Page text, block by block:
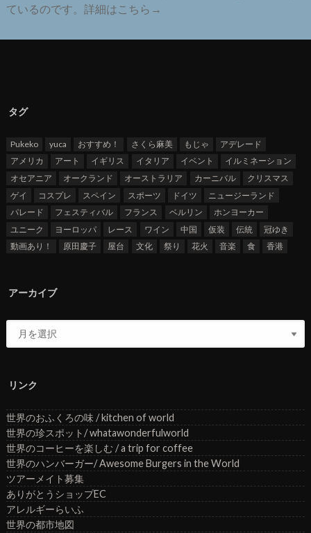
ているのです。詳細はこちら→
タグ
Pukeko yuca おすすめ！ さくら麻美 もじゃ
アデレード
アメリカ
アート イギリス イタリア イベント
イルミネーション
オセアニア
オークランド オーストラリア カーニバル
クリスマス
ゲイ
コスプレ スペイン スポーツ ドイツ
ニュージーランド
パレード
フェスティバル フランス ベルリン
ホンヨーカー
ユニーク
ヨーロッパ レース ワイン 中国 仮装 伝統
冠ゆき
動画あり！
原田慶子 屋台 文化 祭り 花火 音楽 食 香港
アーカイブ
リンク
世界のおふくろの味 / kitchen of world
世界の珍スポット/ whatawonderfulworld
世界のコーヒーを楽しむ / a trip for coffee
世界のハンバーガー/ Awesome Burgers in the World
ツアーメイト募集
ありがとうショップEC
アレルギーらいふ
世界の都市地図